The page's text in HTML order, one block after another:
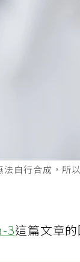
自行合成，所
3這篇文章